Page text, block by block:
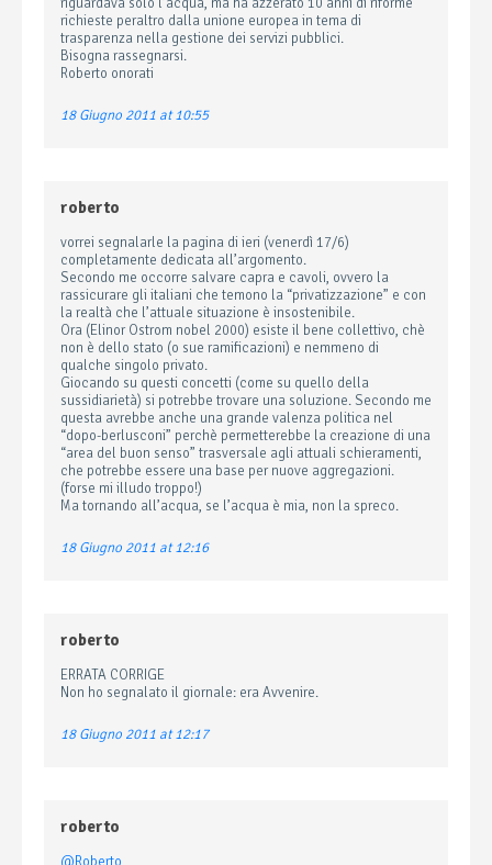
richieste peraltro dalla unione europea in tema di
trasparenza nella gestione dei servizi pubblici.
Bisogna rassegnarsi.
Roberto onorati
18 Giugno 2011 at 10:55
roberto
vorrei segnalarle la pagina di ieri (venerdì 17/6)
completamente dedicata all’argomento.
Secondo me occorre salvare capra e cavoli, ovvero la
rassicurare gli italiani che temono la “privatizzazione” e con
la realtà che l’attuale situazione è insostenibile.
Ora (Elinor Ostrom nobel 2000) esiste il bene collettivo, chè
non è dello stato (o sue ramificazioni) e nemmeno di
qualche singolo privato.
Giocando su questi concetti (come su quello della
sussidiarietà) si potrebbe trovare una soluzione. Secondo me
questa avrebbe anche una grande valenza politica nel
“dopo-berlusconi” perchè permetterebbe la creazione di una
“area del buon senso” trasversale agli attuali schieramenti,
che potrebbe essere una base per nuove aggregazioni.
(forse mi illudo troppo!)
Ma tornando all’acqua, se l’acqua è mia, non la spreco.
18 Giugno 2011 at 12:16
roberto
ERRATA CORRIGE
Non ho segnalato il giornale: era Avvenire.
18 Giugno 2011 at 12:17
roberto